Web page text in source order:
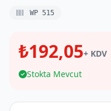
WP 515
₺192,05+ KDV
Stokta Mevcut